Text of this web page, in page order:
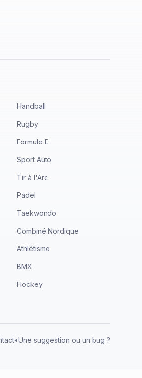
Handball
Rugby
Formule E
Sport Auto
Tir à l'Arc
Padel
Taekwondo
Combiné Nordique
Athlétisme
BMX
Hockey
•Une suggestion ou un bug ?